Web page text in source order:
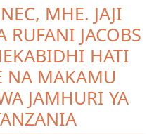
2022-2025/2026
MHE. JAJI
JACOBS
HATI
NA MAKAMU
JAMHURI YA